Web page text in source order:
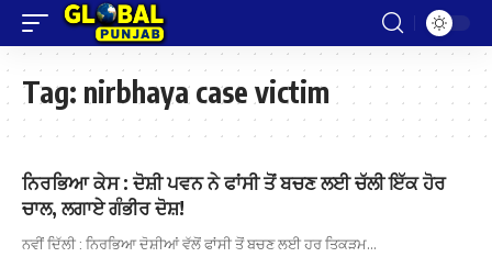
Tag: nirbhaya case victim
ਨਿਰਭਿਆ ਕੇਸ : ਦੋਸ਼ੀ ਪਵਨ ਨੇ ਫਾਂਸੀ ਤੋਂ ਬਚਣ ਲਈ ਚੱਲੀ ਇੱਕ ਹੋਰ
ਚਾਲ, ਲਗਾਏ ਗੰਭੀਰ ਦੋਸ਼!
ਨਵੀਂ ਦਿੱਲੀ : ਨਿਰਭਿਆ ਦੋਸ਼ੀਆਂ ਵੱਲੋਂ ਫਾਂਸੀ ਤੋਂ ਬਚਣ ਲਈ ਹਰ ਤਿਕੜਮ…